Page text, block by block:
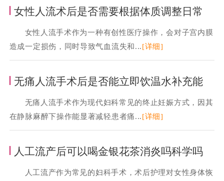
女性人流术后是否需要根据体质调整日常
女性人流手术作为一种有创性医疗操作，会对子宫内膜
造成一定损伤，同时导致气血流失和...[详细]
无痛人流手术后是否能立即饮温水补充能
无痛人流手术作为现代妇科常见的终止妊娠方式，因其
在静脉麻醉下操作能显著减轻患者痛...[详细]
人工流产后可以喝金银花茶消炎吗科学吗
人工流产作为常见的妇科手术，术后护理对女性身体恢